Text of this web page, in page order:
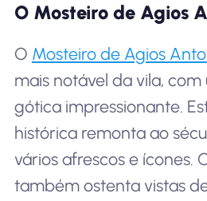
O Mosteiro de Agios
O Mosteiro de Agios
mais notável da vila,
gótica impressionante.
histórica remonta ao
vários afrescos e ícones.
também ostenta vistas